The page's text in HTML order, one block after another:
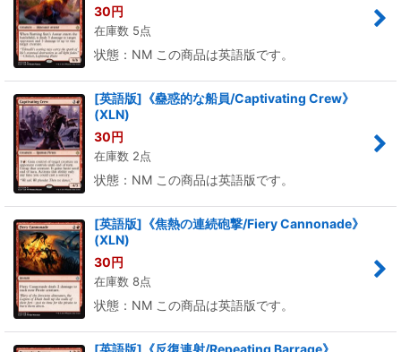
30円
在庫数 5点
状態：NM この商品は英語版です。
[英語版]《蠱惑的な船員/Captivating Crew》
(XLN)
30円
在庫数 2点
状態：NM この商品は英語版です。
[英語版]《焦熱の連続砲撃/Fiery Cannonade》
(XLN)
30円
在庫数 8点
状態：NM この商品は英語版です。
[英語版]《反復連射/Repeating Barrage》